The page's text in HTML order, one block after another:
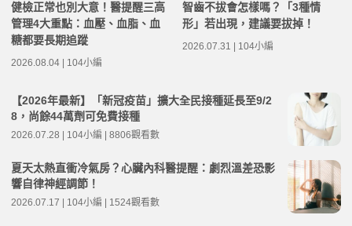
健檢正常也別大意！醫提醒三高
管理4大重點：血壓、血脂、血
糖都要長期追蹤
2026.08.04 | 104小編
智齒不拔會怎樣嗎？「3種情
形」若出現，建議要拔掉！
2026.07.31 | 104小編
【2026年最新】「新冠疫苗」擴大全民接種延長至9/2
8，尚餘44萬劑可免費接種
2026.07.28 | 104小編 | 8806觀看數
夏天太熱直衝冷氣房？心臟內科醫提醒：劇烈溫差恐影
響自律神經調節！
2026.07.17 | 104小編 | 1524觀看數